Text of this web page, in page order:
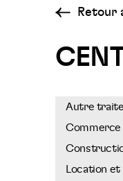
Retour
Autre
Location